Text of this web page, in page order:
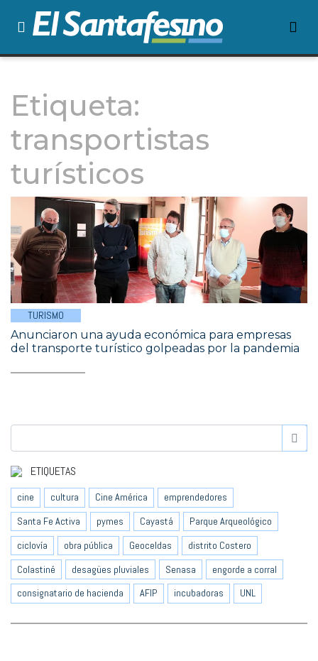
Etiqueta:
transportistas
turísticos
TURISMO
Anunciaron una ayuda económica para empresas
del transporte turístico golpeadas por la pandemia
ETIQUETAS
cine cultura Cine América
emprendedores
Santa Fe Activa
pymes Cayastá
Parque Arqueológico
ciclovía
obra pública Geoceldas
distrito Costero
Colastiné
desagües pluviales Senasa
engorde a corral
consignatario de hacienda
AFIP incubadoras UNL